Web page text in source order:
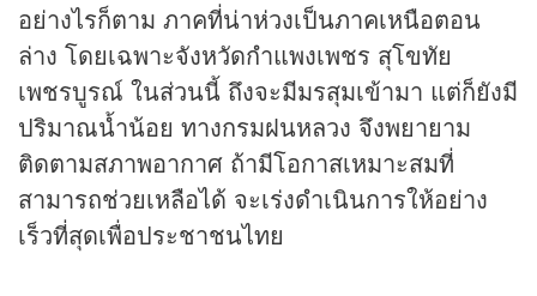
อย่างไรก็ตาม ภาคที่น่าห่วงเป็นภาคเหนือตอน
ล่าง โดยเฉพาะจังหวัดกำแพงเพชร สุโขทัย
เพชรบูรณ์ ในส่วนนี้ ถึงจะมีมรสุมเข้ามา แต่ก็ยังมี
ปริมาณน้ำน้อย ทางกรมฝนหลวง จึงพยายาม
ติดตามสภาพอากาศ ถ้ามีโอกาสเหมาะสมที่
สามารถช่วยเหลือได้ จะเร่งดำเนินการให้อย่าง
เร็วที่สุดเพื่อประชาชนไทย